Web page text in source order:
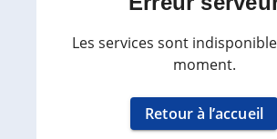
Les services sont
moment.
Retour à l’accueil